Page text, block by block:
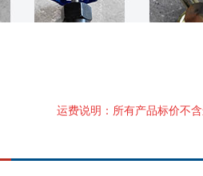
运费说明：所有产品标价不